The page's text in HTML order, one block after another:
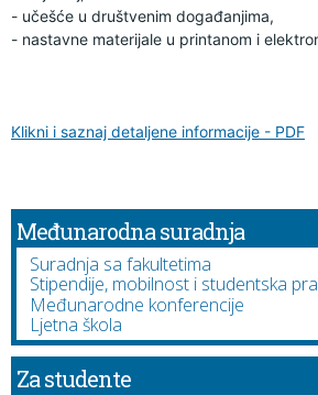
- učešće u društvenim događanjima,
- nastavne materijale u printanom i
Klikni i saznaj detaljene informacije - PDF
Međunarodna suradnja
Suradnja sa fakultetima
Stipendije, mobilnost i studentska
Međunarodne konferencije
Ljetna škola
Za studente